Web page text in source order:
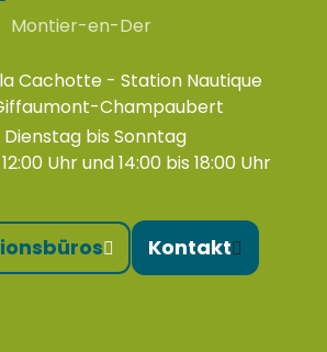
Montier-en-Der
Cachotte - Station Nautique
Champaubert
Dienstag bis Sonntag
Uhr und 14:00 bis 18:00 Uhr
Kontakt